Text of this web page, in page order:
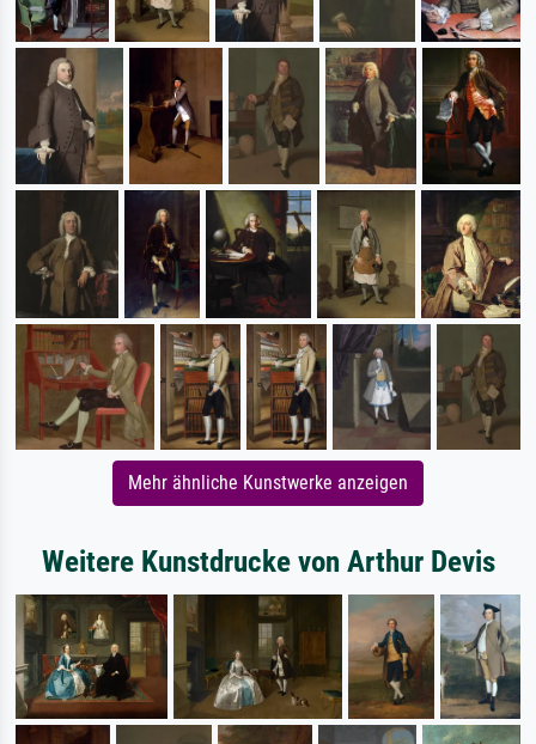
Mehr ähnliche Kunstwerke anzeigen
Weitere Kunstdrucke von Arthur Devis